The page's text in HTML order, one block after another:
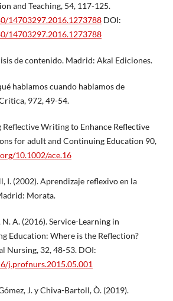
and Teaching, 54, 117-125.
14703297.2016.1273788DOI:
14703297.2016.1273788
de contenido. Madrid: Akal Ediciones.
hablamos cuando hablamos de
972, 49-54.
Reflective Writing to Enhance Reflective
for adult and Continuing Education 90,
10.1002/ace.16
I. (2002). Aprendizaje reflexivo en la
Morata.
N. A. (2016). Service-Learning in
Education: Where is the Reflection?
Nursing, 32, 48-53. DOI:
j.profnurs.2015.05.001
J. y Chiva-Bartoll, Ò. (2019).